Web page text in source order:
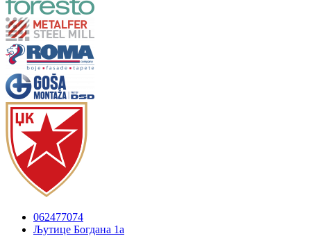
062477074
Љутице Богдана 1а